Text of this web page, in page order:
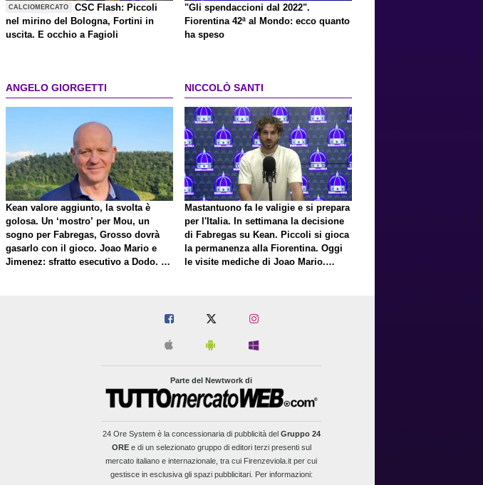
CALCIOMERCATO
CSC Flash: Piccoli
nel mirino del Bologna, Fortini in
uscita. E occhio a Fagioli
"Gli spendaccioni dal 2022".
Fiorentina 42ª al Mondo: ecco quanto
ha speso
ANGELO GIORGETTI
Kean valore aggiunto, la svolta è
golosa. Un ‘mostro’ per Mou, un
sogno per Fabregas, Grosso dovrà
gasarlo con il gioco. Joao Mario e
Jimenez: sfratto esecutivo a Dodo. E
NICCOLÒ SANTI
Mastantuono fa le valigie e si prepara
per l'Italia. In settimana la decisione
di Fabregas su Kean. Piccoli si gioca
la permanenza alla Fiorentina. Oggi
le visite mediche di Joao Mario.
Parte del Newtwork di
24 Ore Systemè la concessionaria di pubblicità del Gruppo 24
OREe di un selezionato gruppo di editori terzi presenti sul
mercato italiano e internazionale, tra cui Firenzeviola.it per cui
gestisce in esclusiva gli spazi pubblicitari. Per informazioni: